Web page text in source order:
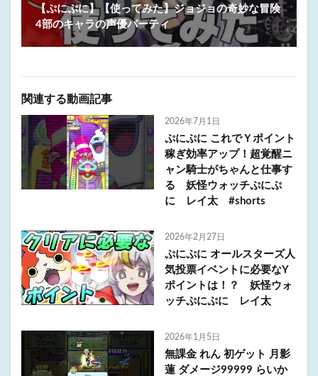
【ぷにぷに】【使ってみた】ジョジョの奇妙な冒険
4部のキャラの声優パーティ
関連する動画記事
2026年7月1日
ぷにぷに これでＹポイント
稼ぎ効率アップ！超覚醒ニ
ャン騎士がちゃんと仕事す
る 妖怪ウォッチぷにぷ
に レイ太 #shorts
2026年2月27日
ぷにぷに オールスターズ人
気投票イベントに必要なY
ポイントは！？ 妖怪ウォ
ッチぷにぷに レイ太
2026年1月5日
無課金 れん 初ゲット 月影
蓮 ダメージ99999 らいか